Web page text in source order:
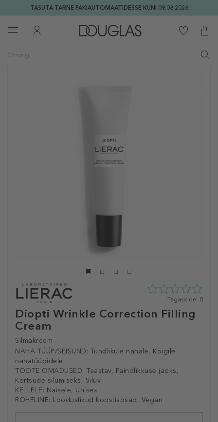
TASUTA TARNE PAKIAUTOMAATIDESSE KUNI 09.08.2026
Diopti Wrinkle Correction Filling
Cream
Silmakreem
NAHA TÜÜP/SEISUND: Tundlikule nahale, Kõigile
nahatüüpidele
TOOTE OMADUSED: Taastav, Paindlikkuse jaoks,
Kortsude silumiseks, Siluv
KELLELE: Naisele, Unisex
ROHELINE: Looduslikud koostisosad, Vegan
0
Tagasiside: 0